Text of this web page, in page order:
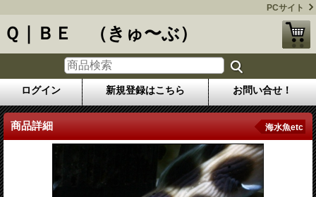
PCサイト
Ｑ｜ＢＥ （きゅ〜ぶ）
ログイン 新規登録はこちら お問い合せ！
商品詳細 海水魚etc